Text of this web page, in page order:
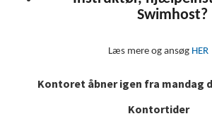
Swimhost?
Læs mere og ansøg HER
Kontoret åbner igen fra mandag
Kontortider